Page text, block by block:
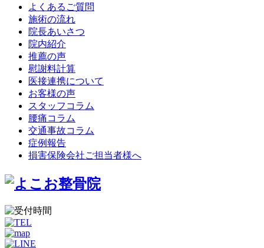
よくあるご質問
施術の流れ
院長あいさつ
院内紹介
推薦の声
慰謝料計算
医接連携について
お客様の声
スタッフコラム
腰痛コラム
交通事故コラム
症例報告
損害保険会社ご担当者様へ